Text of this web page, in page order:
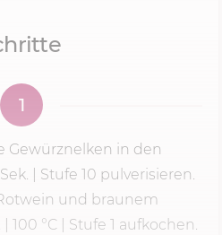
1
Gewürznelken in den
| Stufe 10 pulverisieren.
und braunem
100 °C Stufe 1 aufkochen.